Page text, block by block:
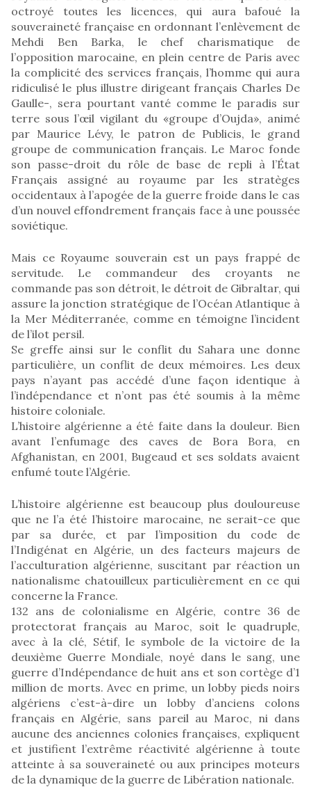
octroyé toutes les licences, qui aura bafoué la
souveraineté française en ordonnant l’enlèvement de
Mehdi Ben Barka, le chef charismatique de
l’opposition marocaine, en plein centre de Paris avec
la complicité des services français, l’homme qui aura
ridiculisé le plus illustre dirigeant français Charles De
Gaulle-, sera pourtant vanté comme le paradis sur
terre sous l’œil vigilant du «groupe d’Oujda», animé
par Maurice Lévy, le patron de Publicis, le grand
groupe de communication français. Le Maroc fonde
son passe-droit du rôle de base de repli à l’État
Français assigné au royaume par les stratèges
occidentaux à l’apogée de la guerre froide dans le cas
d’un nouvel effondrement français face à une poussée
soviétique.
Mais ce Royaume souverain est un pays frappé de
servitude. Le commandeur des croyants ne
commande pas son détroit, le détroit de Gibraltar, qui
assure la jonction stratégique de l’Océan Atlantique à
la Mer Méditerranée, comme en témoigne l’incident
de l’ilot persil.
Se greffe ainsi sur le conflit du Sahara une donne
particulière, un conflit de deux mémoires. Les deux
pays n’ayant pas accédé d’une façon identique à
l’indépendance et n’ont pas été soumis à la même
histoire coloniale.
L’histoire algérienne a été faite dans la douleur. Bien
avant l’enfumage des caves de Bora Bora, en
Afghanistan, en 2001, Bugeaud et ses soldats avaient
enfumé toute l’Algérie.
L’histoire algérienne est beaucoup plus douloureuse
que ne l’a été l’histoire marocaine, ne serait-ce que
par sa durée, et par l’imposition du code de
l’Indigénat en Algérie, un des facteurs majeurs de
l’acculturation algérienne, suscitant par réaction un
nationalisme chatouilleux particulièrement en ce qui
concerne la France.
132 ans de colonialisme en Algérie, contre 36 de
protectorat français au Maroc, soit le quadruple,
avec à la clé, Sétif, le symbole de la victoire de la
deuxième Guerre Mondiale, noyé dans le sang, une
guerre d’Indépendance de huit ans et son cortège d’1
million de morts. Avec en prime, un lobby pieds noirs
algériens c’est-à-dire un lobby d’anciens colons
français en Algérie, sans pareil au Maroc, ni dans
aucune des anciennes colonies françaises, expliquent
et justifient l’extrême réactivité algérienne à toute
atteinte à sa souveraineté ou aux principes moteurs
de la dynamique de la guerre de Libération nationale.